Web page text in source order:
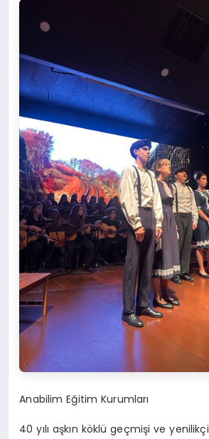
Anabilim Eğitim Kurumları
40 yılı aşkın köklü geçmişi ve yenilikçi